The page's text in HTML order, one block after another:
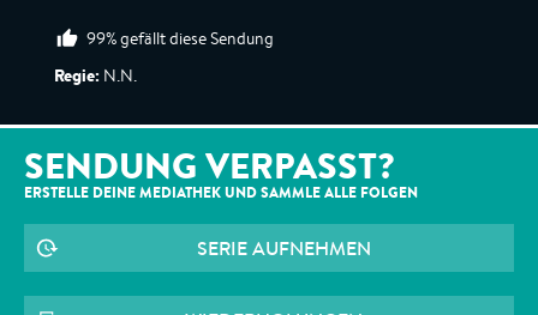
99% gefällt diese Sendung
Regie: N.N.
SENDUNG VERPASST?
ERSTELLE DEINE MEDIATHEK UND SAMMLE ALLE FOLGEN
SERIE AUFNEHMEN